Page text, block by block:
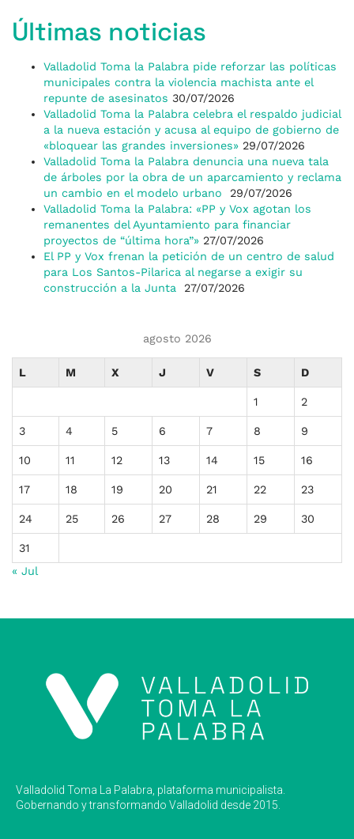
Últimas noticias
Valladolid Toma la Palabra pide reforzar las políticas
municipales contra la violencia machista ante el
repunte de asesinatos 30/07/2026
Valladolid Toma la Palabra celebra el respaldo judicial
a la nueva estación y acusa al equipo de gobierno de
«bloquear las grandes inversiones» 29/07/2026
Valladolid Toma la Palabra denuncia una nueva tala
de árboles por la obra de un aparcamiento y reclama
un cambio en el modelo urbano
29/07/2026
Valladolid Toma la Palabra: «PP y Vox agotan los
remanentes del Ayuntamiento para financiar
proyectos de “última hora”» 27/07/2026
El PP y Vox frenan la petición de un centro de salud
para Los Santos-Pilarica al negarse a exigir su
construcción a la Junta
27/07/2026
agosto 2026
L M X J V S D
1 2
3 4 5 6 7 8 9
10 11 12 13 14 15 16
17 18 19 20 21 22 23
24 25 26 27 28 29 30
31
« Jul
Valladolid Toma La Palabra, plataforma municipalista.
Gobernando y transformando Valladolid desde 2015.